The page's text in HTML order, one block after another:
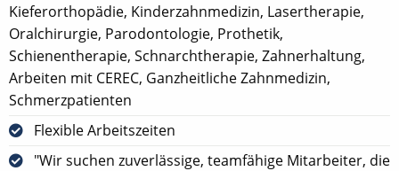
Kieferorthopädie, Kinderzahnmedizin, Lasertherapie,
Oralchirurgie, Parodontologie, Prothetik,
Schienentherapie, Schnarchtherapie, Zahnerhaltung,
Arbeiten mit CEREC, Ganzheitliche Zahnmedizin,
Schmerzpatienten
Flexible Arbeitszeiten
"Wir suchen zuverlässige, teamfähige Mitarbeiter, die